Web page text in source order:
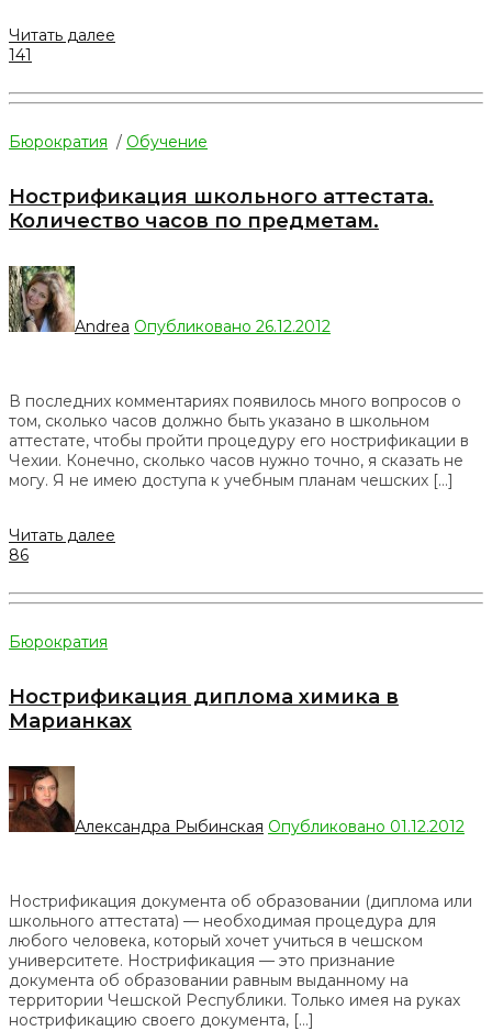
Читать далее
141
Бюрократия / Обучение
Нострификация школьного аттестата.
Количество часов по предметам.
Andrea Опубликовано 26.12.2012
В последних комментариях появилось много вопросов о
том, сколько часов должно быть указано в школьном
аттестате, чтобы пройти процедуру его нострификации в
Чехии. Конечно, сколько часов нужно точно, я сказать не
могу. Я не имею доступа к учебным планам чешских […]
Читать далее
86
Бюрократия
Нострификация диплома химика в
Марианках
Александра Рыбинская Опубликовано 01.12.2012
Нострификация документа об образовании (диплома или
школьного аттестата) — необходимая процедура для
любого человека, который хочет учиться в чешском
университете. Нострификация — это признание
документа об образовании равным выданному на
территории Чешской Республики. Только имея на руках
нострификацию своего документа, […]